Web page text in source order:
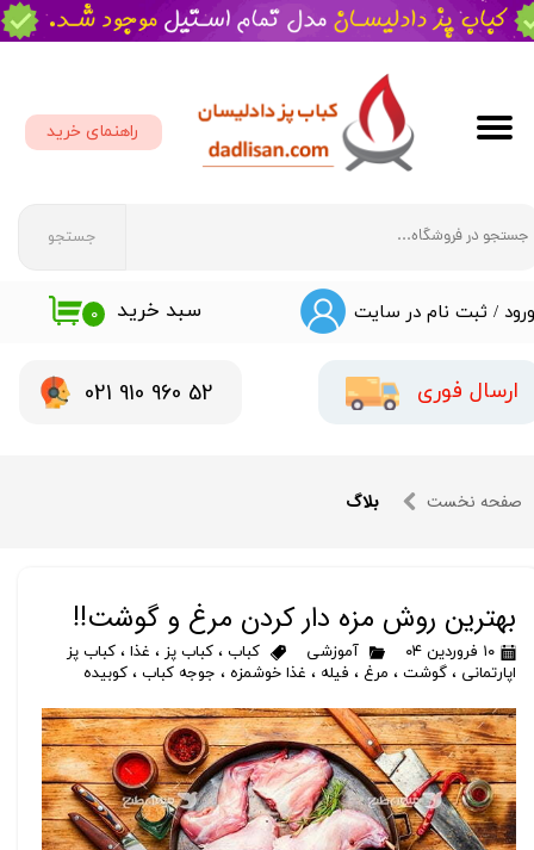
جستجو
راهنمای خرید
/ ثبت نام در سایت
حساب کاربری من
تغییر گذر واژه
۰ سبد خرید
​​021 910 960 52 ارسال فوری
صفحه نخست بلاگ
بهترین روش مزه دار کردن مرغ و گوشت!!
۱۰ فروردین ۰۴ آموزشی کباب ، کباب پز ، غذا ، کباب پز
اپارتمانی ، گوشت ، مرغ ، فیله ، غذا خوشمزه ، جوجه کباب ، کوبیده